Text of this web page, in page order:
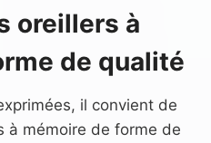
oreillers à
de qualité
il convient de
à mémoire de forme de